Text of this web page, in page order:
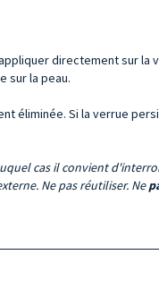
directement sur la
sur la peau.
éliminée. Si la verrue
cas il convient
Ne pas réutiliser. Ne